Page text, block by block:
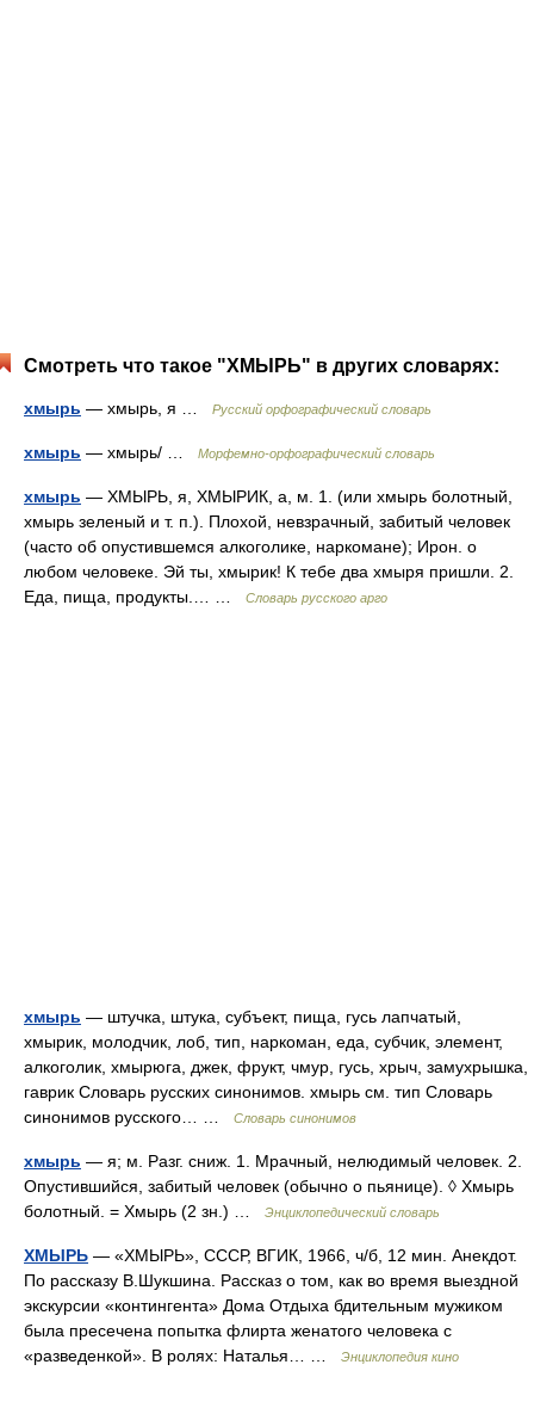
Смотреть что такое "ХМЫРЬ" в других словарях:
хмырь — хмырь, я … Русский орфографический словарь
хмырь — хмырь/ … Морфемно-орфографический словарь
хмырь — ХМЫРЬ, я, ХМЫРИК, а, м. 1. (или хмырь болотный,
хмырь зеленый и т. п.). Плохой, невзрачный, забитый человек
(часто об опустившемся алкоголике, наркомане); Ирон. о
любом человеке. Эй ты, хмырик! К тебе два хмыря пришли. 2.
Еда, пища, продукты.… …
Словарь русского арго
хмырь — штучка, штука, субъект, пища, гусь лапчатый,
хмырик, молодчик, лоб, тип, наркоман, еда, субчик, элемент,
алкоголик, хмырюга, джек, фрукт, чмур, гусь, хрыч, замухрышка,
гаврик Словарь русских синонимов. хмырь см. тип Словарь
синонимов русского… …
Словарь синонимов
хмырь — я; м. Разг. сниж. 1. Мрачный, нелюдимый человек. 2.
Опустившийся, забитый человек (обычно о пьянице). ◊ Хмырь
болотный. = Хмырь (2 зн.) …
Энциклопедический словарь
ХМЫРЬ — «ХМЫРЬ», СССР, ВГИК, 1966, ч/б, 12 мин. Анекдот.
По рассказу В.Шукшина. Рассказ о том, как во время выездной
экскурсии «контингента» Дома Отдыха бдительным мужиком
была пресечена попытка флирта женатого человека с
«разведенкой». В ролях: Наталья… …
Энциклопедия кино